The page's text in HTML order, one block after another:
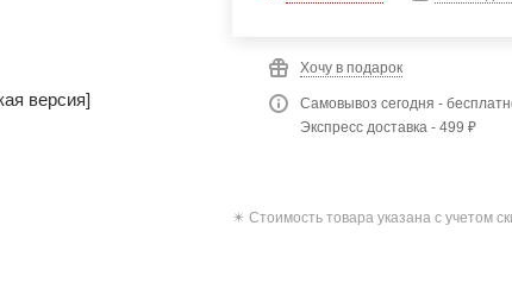
Хочу в подарок
Самовывоз сегодня -
Экспресс доставка - 499 ₽
✴️ Стоимость товара указана с учетом